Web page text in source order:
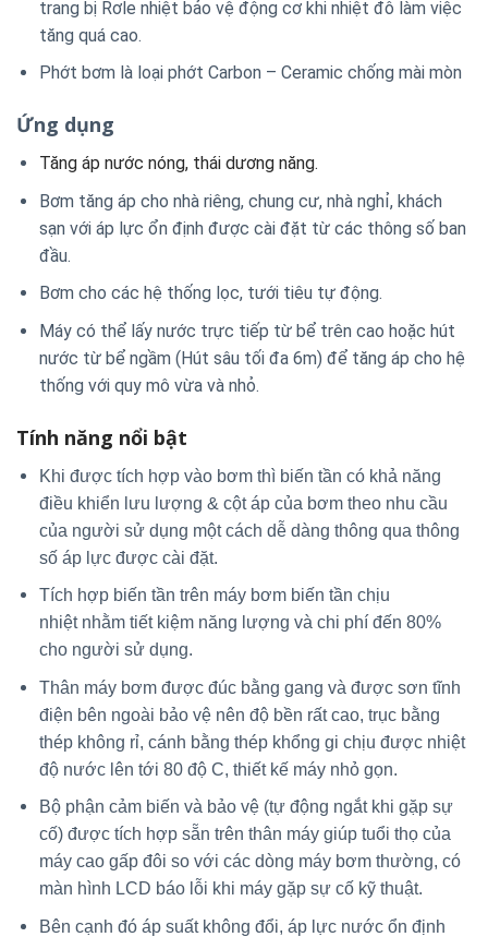
trang bị Rơle nhiệt bảo vệ động cơ khi nhiệt đô làm việc
tăng quá cao.
Phớt bơm là loại phớt Carbon – Ceramic chống mài mòn
Ứng dụng
Tăng áp nước nóng, thái dương năng.
Bơm tăng áp cho nhà riêng, chung cư, nhà nghỉ, khách
sạn với áp lực ổn định được cài đặt từ các thông số ban
đầu.
Bơm cho các hệ thống lọc, tưới tiêu tự động.
Máy có thể lấy nước trực tiếp từ bể trên cao hoặc hút
nước từ bể ngầm (Hút sâu tối đa 6m) để tăng áp cho hệ
thống với quy mô vừa và nhỏ.
Tính năng nổi bật
Khi được tích hợp vào bơm thì biến tần có khả năng
điều khiển lưu lượng & cột áp của bơm theo nhu cầu
của người sử dụng một cách dễ dàng thông qua thông
số áp lực được cài đặt.
Tích hợp biến tần trên máy bơm biến tần chịu
nhiệt nhằm tiết kiệm năng lượng và chi phí đến 80%
cho người sử dụng.
Thân máy bơm được đúc bằng gang và được sơn tĩnh
điện bên ngoài bảo vệ nên độ bền rất cao, trục bằng
thép không rỉ, cánh bằng thép khổng gi chịu được nhiệt
độ nước lên tới 80 độ C, thiết kế máy nhỏ gọn.
Bộ phận cảm biến và bảo vệ (tự động ngắt khi gặp sự
cố) được tích hợp sẵn trên thân máy giúp tuổi thọ của
máy cao gấp đôi so với các dòng máy bơm thường, có
màn hình LCD báo lỗi khi máy gặp sự cố kỹ thuật.
Bên cạnh đó áp suất không đổi, áp lực nước ổn định